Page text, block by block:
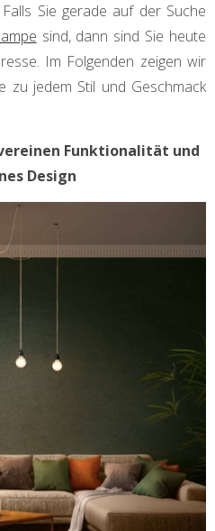
Sie gerade auf der Suche
sind, dann sind Sie heute
Im Folgenden zeigen wir
zu jedem Stil und Geschmack
Funktionalität und
Design